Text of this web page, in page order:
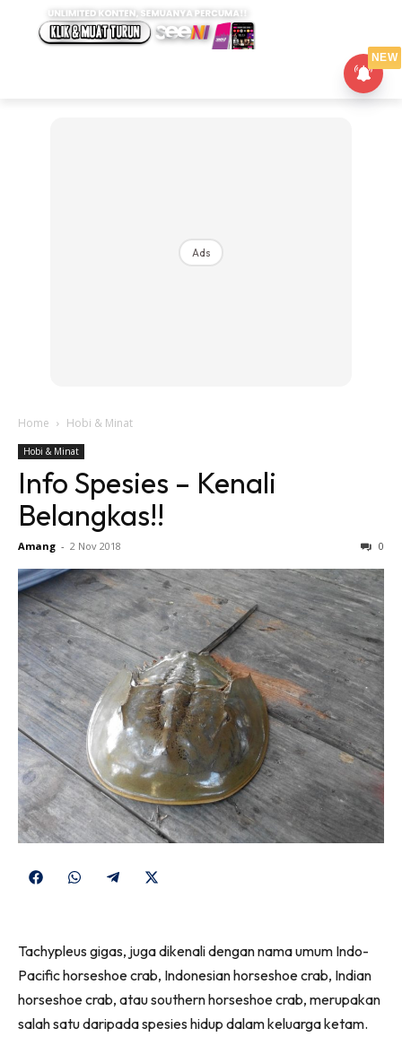
Ads
Home Hobi & Minat
Hobi & Minat
Info Spesies – Kenali
Belangkas!!
Amang - 2 Nov 2018 0
Share
Share
Share
(Twitter)
Tachypleus gigas, juga dikenali dengan nama umum Indo-
Pacific horseshoe crab, Indonesian horseshoe crab, Indian
horseshoe crab, atau southern horseshoe crab, merupakan
salah satu daripada spesies hidup dalam keluarga ketam.
NEW